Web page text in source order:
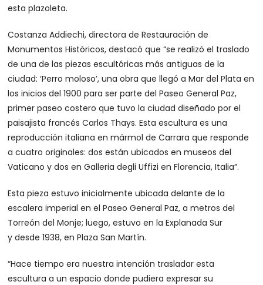
esta plazoleta.
Costanza Addiechi, directora de Restauración de
Monumentos Históricos, destacó que “se realizó el traslado
de una de las piezas escultóricas más antiguas de la
ciudad: ‘Perro moloso’, una obra que llegó a Mar del Plata en
los inicios del 1900 para ser parte del Paseo General Paz,
primer paseo costero que tuvo la ciudad diseñado por el
paisajista francés Carlos Thays. Esta escultura es una
reproducción italiana en mármol de Carrara que responde
a cuatro originales: dos están ubicados en museos del
Vaticano y dos en Galleria degli Uffizi en Florencia, Italia”.
Esta pieza estuvo inicialmente ubicada delante de la
escalera imperial en el Paseo General Paz, a metros del
Torreón del Monje; luego, estuvo en la Explanada Sur
y desde 1938, en Plaza San Martín.
“Hace tiempo era nuestra intención trasladar esta
escultura a un espacio donde pudiera expresar su